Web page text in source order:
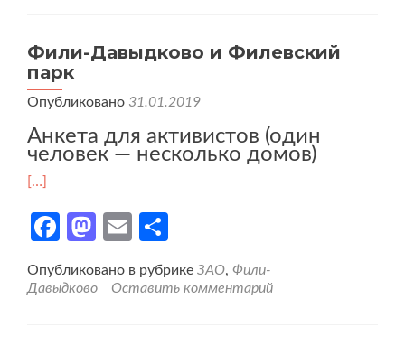
Фили-Давыдково и Филевский
парк
Опубликовано 31.01.2019
Анкета для активистов (один
человек — несколько домов)
[…]
Facebook
Mastodon
Email
Опубликовано в рубрике ЗАО, Фили-
Давыдково
Оставить комментарий